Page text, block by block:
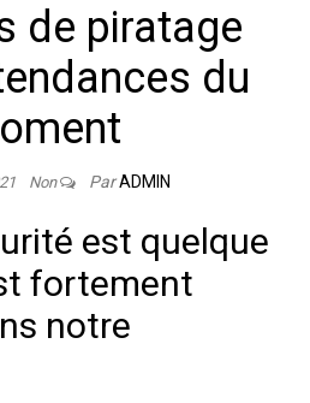
de piratage
du
Non ParADMIN
est quelque
fortement
notre